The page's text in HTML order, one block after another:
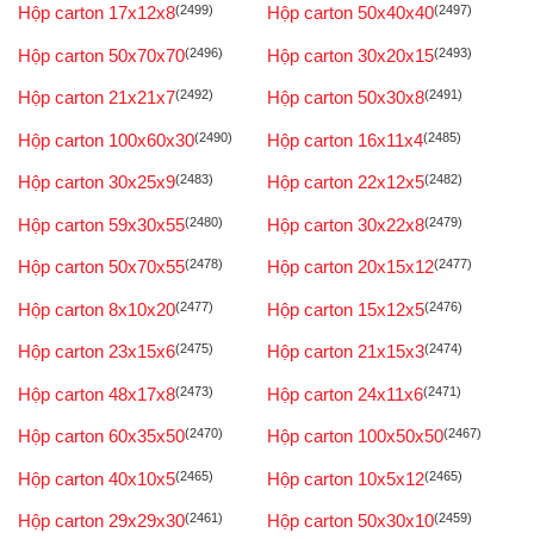
Hộp carton 17x12x8(2499) Hộp carton 50x40x40(2497)
Hộp carton 50x70x70(2496) Hộp carton 30x20x15(2493)
Hộp carton 21x21x7(2492) Hộp carton 50x30x8(2491)
Hộp carton 100x60x30(2490) Hộp carton 16x11x4(2485)
Hộp carton 30x25x9(2483) Hộp carton 22x12x5(2482)
Hộp carton 59x30x55(2480) Hộp carton 30x22x8(2479)
Hộp carton 50x70x55(2478) Hộp carton 20x15x12(2477)
Hộp carton 8x10x20(2477) Hộp carton 15x12x5(2476)
Hộp carton 23x15x6(2475) Hộp carton 21x15x3(2474)
Hộp carton 48x17x8(2473) Hộp carton 24x11x6(2471)
Hộp carton 60x35x50(2470) Hộp carton 100x50x50(2467)
Hộp carton 40x10x5(2465) Hộp carton 10x5x12(2465)
Hộp carton 29x29x30(2461) Hộp carton 50x30x10(2459)